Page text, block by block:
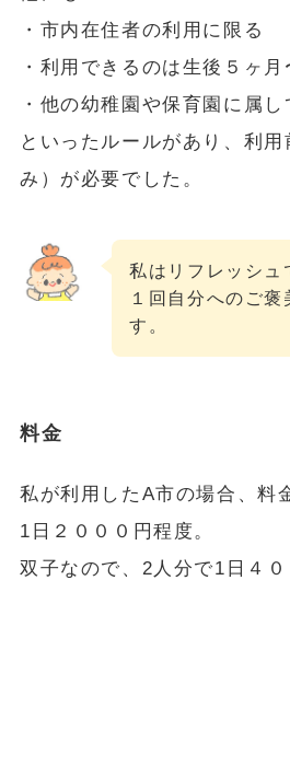
・市内在住者の利用に限る
・利用できるのは生後５ヶ月
・他の幼稚園や保育園に属
といったルールがあり、利
み）が必要でした。
私はリフレッシュ
１回自分へのご褒
す。
料金
私が利用したA市の場合、料
1日２０００円程度。
双子なので、2人分で1日４０